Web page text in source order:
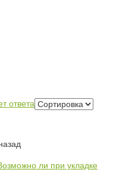
ответа
ли при укладке